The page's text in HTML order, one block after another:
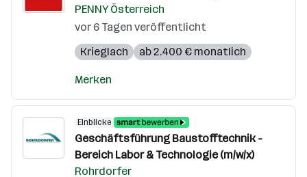
PENNY Österreich
vor 6 Tagen veröffentlicht
Krieglach
ab 2.400 € monatlich
Merken
Einblicke
Geschäftsführung Baustofftechnik -
Bereich Labor & Technologie (m/w/x)
Rohrdorfer